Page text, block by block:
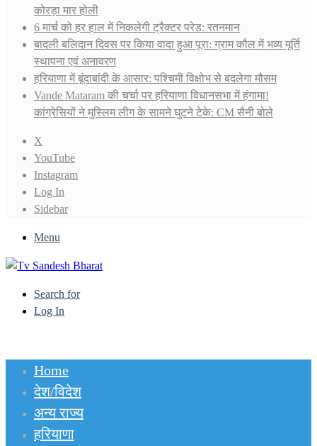
कोरड़ा मार होली
6 मार्च को हर हाल में निकलेगी ट्रैक्टर परेड: रतनमान
बादली बलिदान दिवस पर किया वादा हुआ पूरा: ग्राम कौल में भव्य मूर्ति
स्थापना एवं अनावरण
हरियाणा में बूंदाबांदी के आसार: पश्चिमी विक्षोभ से बदलेगा मौसम
Vande Mataram की चर्चा पर हरियाणा विधानसभा में हंगामा!
कांग्रेसियों ने मुस्लिम लीग के सामने घुटने टेके: CM सैनी बोले
X
YouTube
Instagram
Log In
Sidebar
Menu
Search for
Log In
Home
देश/विदेश
अन्य राज्य
हरियाणा